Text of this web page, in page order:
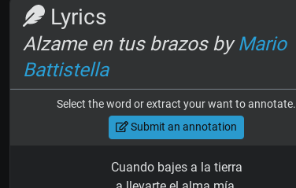
Lyrics
Alzame en tus brazos byMario
Battistella
Select the word or extract your want to annotate.
Submit an annotation
Cuando bajes a la tierra